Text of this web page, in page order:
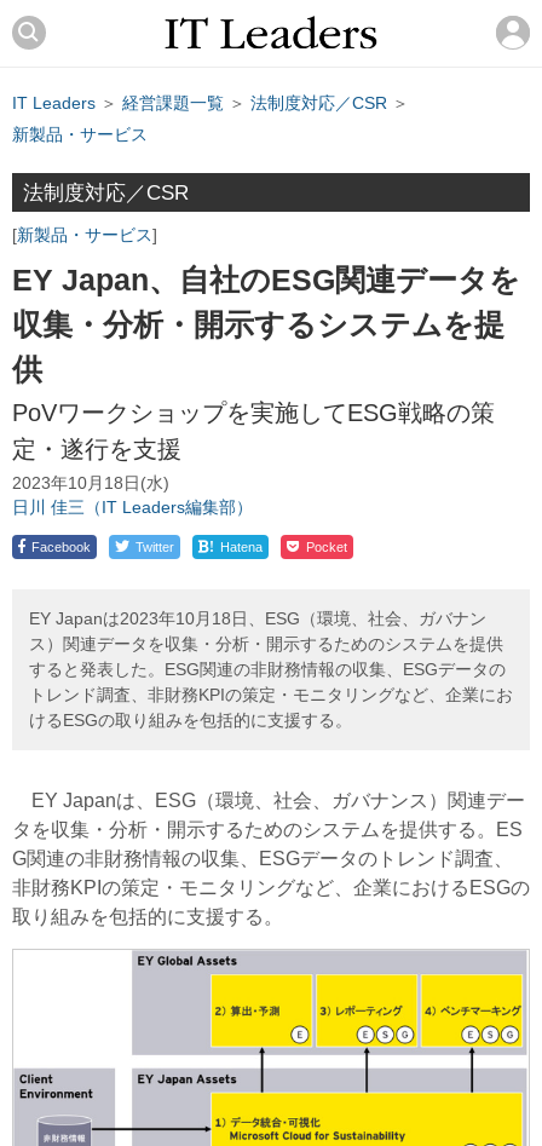
IT Leaders ＞ 経営課題一覧 ＞ 法制度対応／CSR ＞
新製品・サービス
法制度対応／CSR
新製品・サービス
EY Japan、自社のESG関連データを
収集・分析・開示するシステムを提
供
PoVワークショップを実施してESG戦略の策
定・遂行を支援
2023年10月18日(水)
日川 佳三（IT Leaders編集部）
Facebook Twitter ! Hatena Pocket
EY Japanは2023年10月18日、ESG（環境、社会、ガバナン
ス）関連データを収集・分析・開示するためのシステムを提供
すると発表した。ESG関連の非財務情報の収集、ESGデータの
トレンド調査、非財務KPIの策定・モニタリングなど、企業にお
けるESGの取り組みを包括的に支援する。
EY Japanは、ESG（環境、社会、ガバナンス）関連デー
タを収集・分析・開示するためのシステムを提供する。ES
G関連の非財務情報の収集、ESGデータのトレンド調査、
非財務KPIの策定・モニタリングなど、企業におけるESGの
取り組みを包括的に支援する。